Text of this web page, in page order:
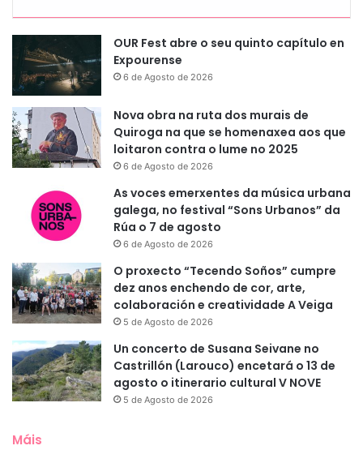
OUR Fest abre o seu quinto capítulo en
Expourense
6 de Agosto de 2026
Nova obra na ruta dos murais de
Quiroga na que se homenaxea aos que
loitaron contra o lume no 2025
6 de Agosto de 2026
As voces emerxentes da música urbana
galega, no festival “Sons Urbanos” da
Rúa o 7 de agosto
6 de Agosto de 2026
O proxecto “Tecendo Soños” cumpre
dez anos enchendo de cor, arte,
colaboración e creatividade A Veiga
5 de Agosto de 2026
Un concerto de Susana Seivane no
Castrillón (Larouco) encetará o 13 de
agosto o itinerario cultural V NOVE
5 de Agosto de 2026
Máis